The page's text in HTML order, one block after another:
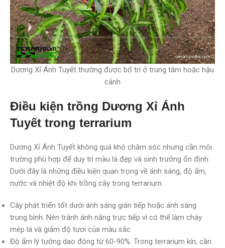
Dương Xỉ Ánh Tuyết thường được bố trí ở trung tâm hoặc hậu
cảnh
Điều kiện trồng Dương Xỉ Ánh
Tuyết trong terrarium
Dương Xỉ Ánh Tuyết không quá khó chăm sóc nhưng cần môi
trường phù hợp để duy trì màu lá đẹp và sinh trưởng ổn định.
Dưới đây là những điều kiện quan trọng về ánh sáng, độ ẩm,
nước và nhiệt độ khi trồng cây trong terrarium.
Cây phát triển tốt dưới ánh sáng gián tiếp hoặc ánh sáng
trung bình. Nên tránh ánh nắng trực tiếp vì có thể làm cháy
mép lá và giảm độ tươi của màu sắc.
Độ ẩm lý tưởng dao động từ 60-90%. Trong terrarium kín, cần